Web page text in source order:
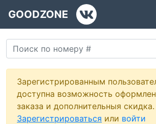
GOODZONE
Зарегистрированным
доступна возможность
заказа и дополнительныя скидка.
Зарегистрироваться или войти